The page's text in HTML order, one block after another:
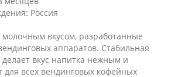
Россия
вкусом, разработанные
аппаратов. Стабильная
вкус напитка нежным и
для всех вендинговых кофейных